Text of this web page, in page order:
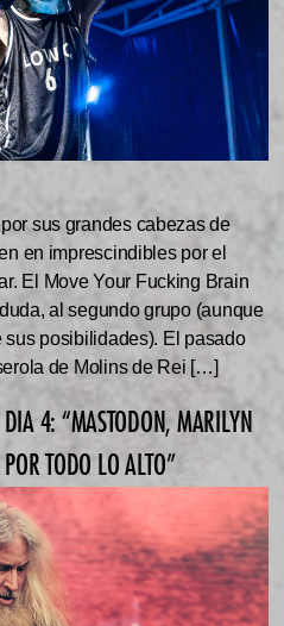
sus grandes cabezas de
en imprescindibles por el
El Move Your Fucking Brain
al segundo grupo (aunque
posibilidades). El pasado
de Molins de Rei […]
4: “MASTODON, MARILYN
TODO LO ALTO”